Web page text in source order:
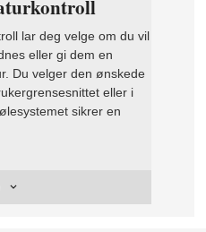
lar deg velge om du vil
eller gi dem en
Du velger den ønskede
eller i
sikrer en